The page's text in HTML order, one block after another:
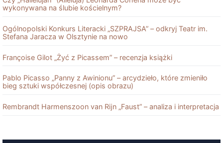
wykonywana na ślubie kościelnym?
Ogólnopolski Konkurs Literacki „SZPRAJSA” – odkryj Teatr im.
Stefana Jaracza w Olsztynie na nowo
Françoise Gilot „Żyć z Picassem” – recenzja książki
Pablo Picasso „Panny z Awinionu” – arcydzieło, które zmieniło
bieg sztuki współczesnej (opis obrazu)
Rembrandt Harmenszoon van Rĳn „Faust” – analiza i interpretacja